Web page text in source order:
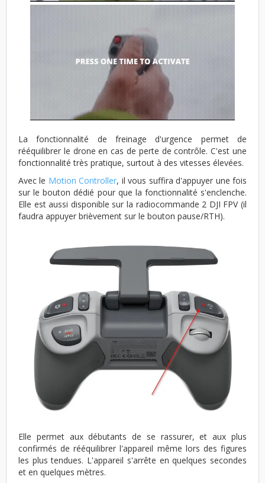
La fonctionnalité de freinage d'urgence permet de
rééquilibrer le drone en cas de perte de contrôle. C'est une
fonctionnalité très pratique, surtout à des vitesses élevées.
Avec le Motion Controller, il vous suffira d'appuyer une fois
sur le bouton dédié pour que la fonctionnalité s'enclenche.
Elle est aussi disponible sur la radiocommande 2 DJI FPV (il
faudra appuyer brièvement sur le bouton pause/RTH).
Elle permet aux débutants de se rassurer, et aux plus
confirmés de rééquilibrer l'appareil même lors des figures
les plus tendues. L'appareil s'arrête en quelques secondes
et en quelques mètres.